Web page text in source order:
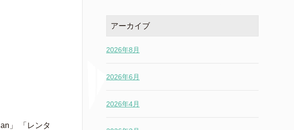
」 「レンタ
アーカイブ
2026年8月
2026年6月
2026年4月